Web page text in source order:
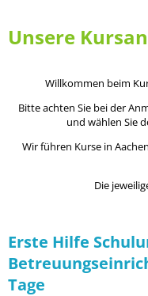
Unsere
Willkommen beim
Bitte achten Sie bei der
und wählen Sie
Wir führen Kurse in
Die
Erste Hilfe
Tage